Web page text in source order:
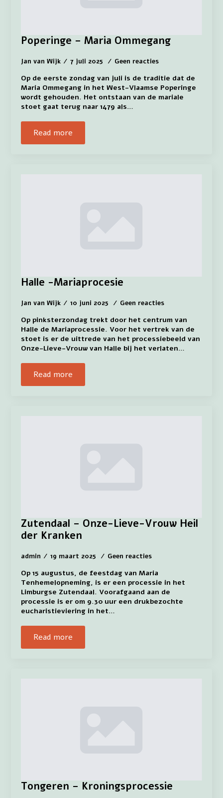
Poperinge – Maria Ommegang
Jan van Wijk 7 juli 2025 Geen reacties
Op de eerste zondag van juli is de traditie dat de
Maria Ommegang in het West-Vlaamse Poperinge
wordt gehouden. Het ontstaan van de mariale
stoet gaat terug naar 1479 als…
Read more
Halle -Mariaprocesie
Jan van Wijk 10 juni 2025 Geen reacties
Op pinksterzondag trekt door het centrum van
Halle de Mariaprocessie. Voor het vertrek van de
stoet is er de uittrede van het processiebeeld van
Onze-Lieve-Vrouw van Halle bij het verlaten…
Read more
Zutendaal – Onze-Lieve-Vrouw Heil
der Kranken
admin 19 maart 2025 Geen reacties
Op 15 augustus, de feestdag van Maria
Tenhemelopneming, is er een processie in het
Limburgse Zutendaal. Voorafgaand aan de
processie is er om 9.30 uur een drukbezochte
eucharistieviering in het…
Read more
Tongeren – Kroningsprocessie